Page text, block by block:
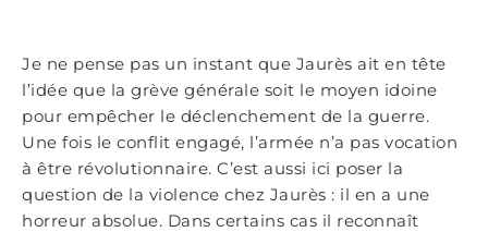
Je ne pense pas un instant que Jaurès ait en tête
l’idée que la grève générale soit le moyen idoine
pour empêcher le déclenchement de la guerre.
Une fois le conflit engagé, l’armée n’a pas vocation
à être révolutionnaire. C’est aussi ici poser la
question de la violence chez Jaurès : il en a une
horreur absolue. Dans certains cas il reconnaît